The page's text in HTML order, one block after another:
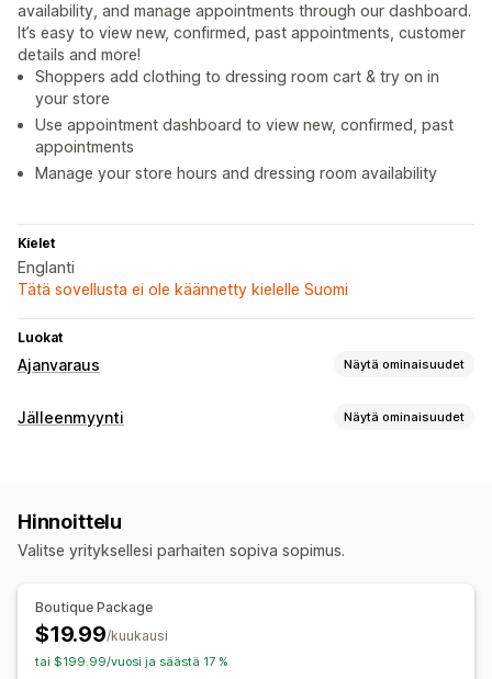
availability, and manage appointments through our dashboard.
It’s easy to view new, confirmed, past appointments, customer
details and more!
Shoppers add clothing to dressing room cart & try on in
your store
Use appointment dashboard to view new, confirmed, past
appointments
Manage your store hours and dressing room availability
Kielet
Englanti
Tätä sovellusta ei ole käännetty kielelle Suomi
Luokat
Ajanvaraus Näytä ominaisuudet
Tapahtumatyyppi
Ajastaminen
Mukautukset
Jälleenmyynti Näytä ominaisuudet
Hinnoittelu
Valitse yrityksellesi parhaiten sopiva sopimus.
Boutique Package
$19.99/kuukausi
tai $199.99/vuosi ja säästä 17 %